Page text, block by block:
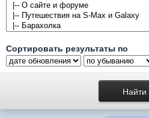
Сортировать результаты по